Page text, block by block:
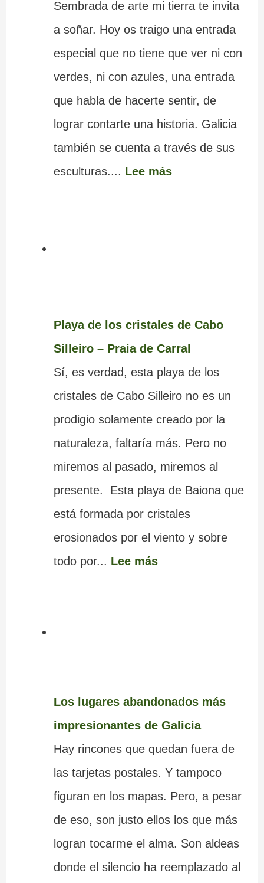
Sembrada de arte mi tierra te invita
a soñar. Hoy os traigo una entrada
especial que no tiene que ver ni con
verdes, ni con azules, una entrada
que habla de hacerte sentir, de
lograr contarte una historia. Galicia
también se cuenta a través de sus
esculturas.... Lee más
Playa de los cristales de Cabo
Silleiro – Praia de Carral
Sí, es verdad, esta playa de los
cristales de Cabo Silleiro no es un
prodigio solamente creado por la
naturaleza, faltaría más. Pero no
miremos al pasado, miremos al
presente. Esta playa de Baiona que
está formada por cristales
erosionados por el viento y sobre
todo por... Lee más
Los lugares abandonados más
impresionantes de Galicia
Hay rincones que quedan fuera de
las tarjetas postales. Y tampoco
figuran en los mapas. Pero, a pesar
de eso, son justo ellos los que más
logran tocarme el alma. Son aldeas
donde el silencio ha reemplazado al